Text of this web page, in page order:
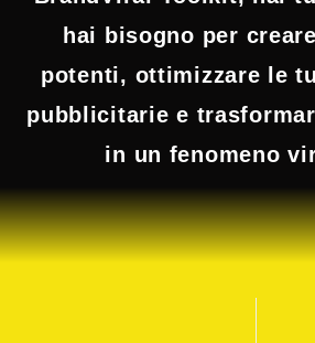
hai bisogno per
potenti, ottimizzare le
pubblicitarie e
in un fenomeno